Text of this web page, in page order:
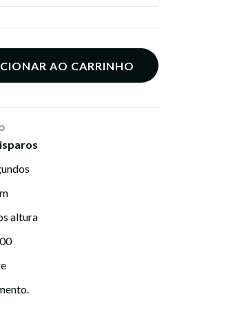
AO CARRINHO
altura